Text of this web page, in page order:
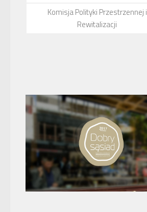
Komisja Polityki Przestrzennej i
Rewitalizacji